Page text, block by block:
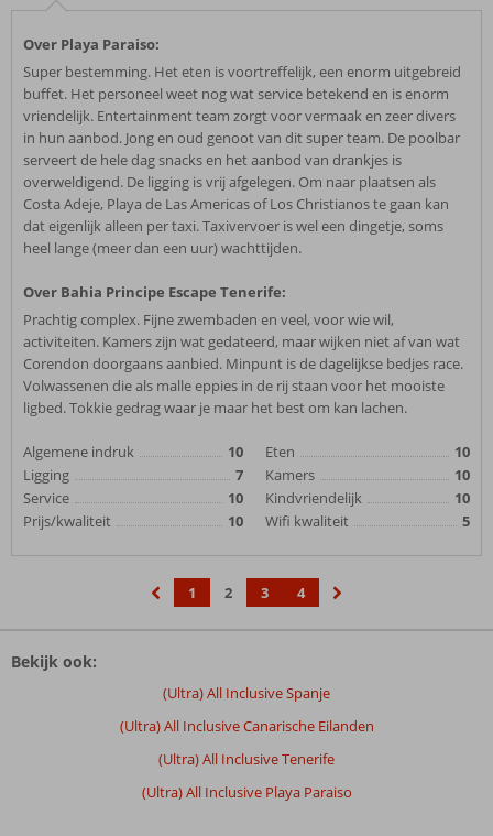
Over Playa Paraiso:
Super bestemming. Het eten is voortreffelijk, een enorm uitgebreid
buffet. Het personeel weet nog wat service betekend en is enorm
vriendelijk. Entertainment team zorgt voor vermaak en zeer divers
in hun aanbod. Jong en oud genoot van dit super team. De poolbar
serveert de hele dag snacks en het aanbod van drankjes is
overweldigend. De ligging is vrij afgelegen. Om naar plaatsen als
Costa Adeje, Playa de Las Americas of Los Christianos te gaan kan
dat eigenlijk alleen per taxi. Taxivervoer is wel een dingetje, soms
heel lange (meer dan een uur) wachttijden.
Over Bahia Principe Escape Tenerife:
Prachtig complex. Fijne zwembaden en veel, voor wie wil,
activiteiten. Kamers zijn wat gedateerd, maar wijken niet af van wat
Corendon doorgaans aanbied. Minpunt is de dagelijkse bedjes race.
Volwassenen die als malle eppies in de rij staan voor het mooiste
ligbed. Tokkie gedrag waar je maar het best om kan lachen.
Algemene indruk
10
Ligging
7
Service
10
Prijs/kwaliteit
10
Eten
10
Kamers
10
Kindvriendelijk
10
Wifi kwaliteit
5
1 2 3
4
Bekijk ook:
(Ultra) All Inclusive Spanje
(Ultra) All Inclusive Canarische Eilanden
(Ultra) All Inclusive Tenerife
(Ultra) All Inclusive Playa Paraiso